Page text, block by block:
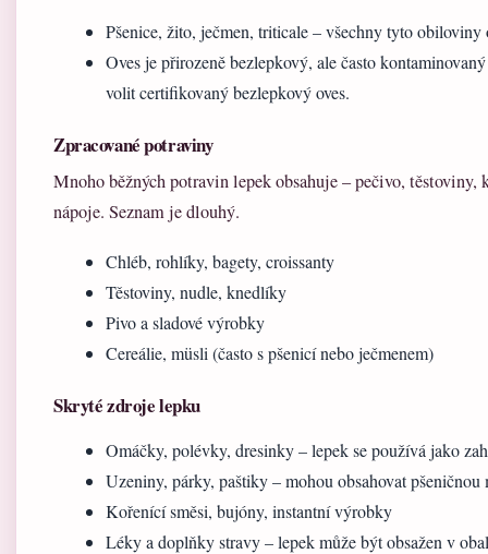
Pšenice, žito, ječmen, triticale – všechny tyto
Oves je přirozeně bezlepkový, ale často
volit certifikovaný bezlepkový oves.
Zpracované potraviny
Mnoho běžných potravin lepek obsahuje – pečivo, těstoviny,
nápoje. Seznam je dlouhý.
Chléb, rohlíky, bagety, croissanty
Těstoviny, nudle, knedlíky
Pivo a sladové výrobky
Cereálie, müsli (často s pšenicí nebo ječmenem)
Skryté zdroje lepku
Omáčky, polévky, dresinky – lepek se používá jako
Uzeniny, párky, paštiky – mohou obsahovat
Kořenící směsi, bujóny, instantní výrobky
Léky a doplňky stravy – lepek může být obsažen v